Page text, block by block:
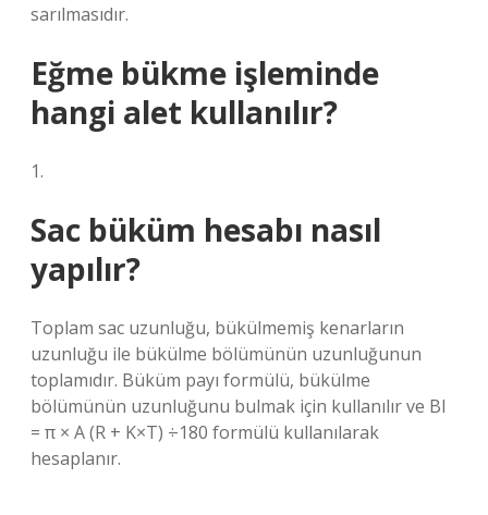
sarılmasıdır.
Eğme bükme işleminde
hangi alet kullanılır?
1.
Sac büküm hesabı nasıl
yapılır?
Toplam sac uzunluğu, bükülmemiş kenarların
uzunluğu ile bükülme bölümünün uzunluğunun
toplamıdır. Büküm payı formülü, bükülme
bölümünün uzunluğunu bulmak için kullanılır ve BI
= π × A (R + K×T) ÷180 formülü kullanılarak
hesaplanır.